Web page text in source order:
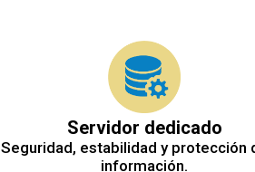
Servidor dedicado
Seguridad, estabilidad y protección
información.